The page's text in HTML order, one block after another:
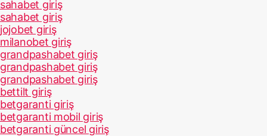
sahabet giriş
sahabet giriş
jojobet giriş
milanobet giriş
grandpashabet giriş
grandpashabet giriş
grandpashabet giriş
bettilt giriş
betgaranti giriş
betgaranti mobil giriş
betgaranti güncel giriş